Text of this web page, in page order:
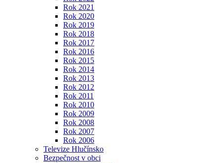
Rok 2021
Rok 2020
Rok 2019
Rok 2018
Rok 2017
Rok 2016
Rok 2015
Rok 2014
Rok 2013
Rok 2012
Rok 2011
Rok 2010
Rok 2009
Rok 2008
Rok 2007
Rok 2006
Televize Hlučínsko
Bezpečnost v obci